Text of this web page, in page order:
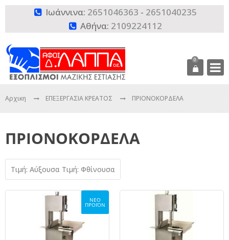
 Ιωάννινα: 2651046363 - 2651040235
 Αθήνα: 2109224112
0
Αρχικη ΕΠΕΞΕΡΓΑΣΙΑ ΚΡΕΑΤΟΣ ΠΡΙΟΝΟΚΟΡΔΕΛΑ
ΠΡΙΟΝΟΚΟΡΔΕΛΑ
Τιμή: Αύξουσα Τιμή: Φθίνουσα
ΝΕΟ
ΠΡΟΪΟΝ